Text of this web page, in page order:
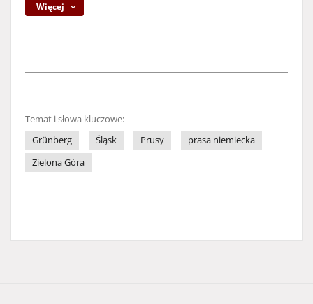
Więcej
Temat i słowa kluczowe:
Grünberg
Śląsk Prusy
prasa niemiecka
Zielona Góra